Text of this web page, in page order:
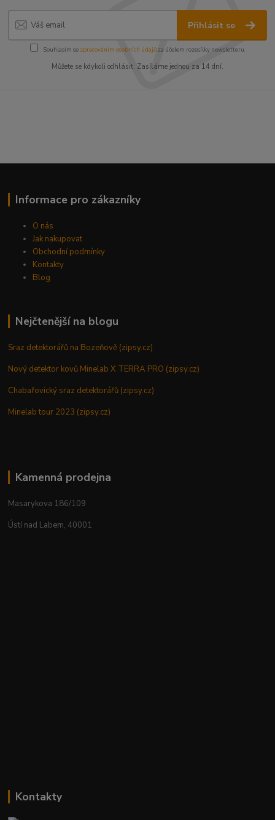
Přihlásit se
Souhlasím se zpracováním osobních údajůza účelem rozesílky newsletteru.
Můžete se kdykoli odhlásit. Zasíláme jednou za 14 dní.
Informace pro zákazníky
O nás
Jak nakupovat
Obchodní podmínky
Kontakty
Blog
Nejčtenější na blogu
Sraz detektorářů na Bozeňově (zipsy.cz)
Nový detektor kovů Minelab X TERRA PRO (zipsy.cz)
Chabařovický sraz detektorářů (zipsy.cz)
Minelab tour 2023 (zipsy.cz)
Kamenná prodejna
Masarykova 186/109
Ústí nad Labem, 40001
Kontakty